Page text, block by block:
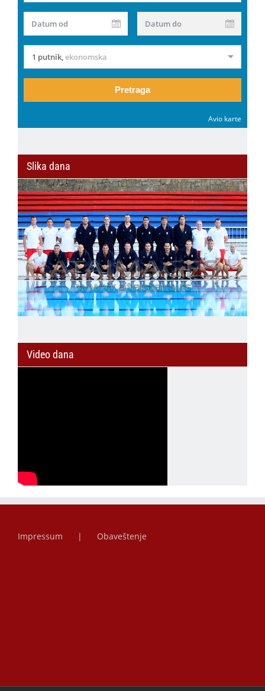
Datum od Datum do
1 putnik,ekonomska
Pretraga
Avio karte
Slika dana
Video dana
Impressum Obaveštenje